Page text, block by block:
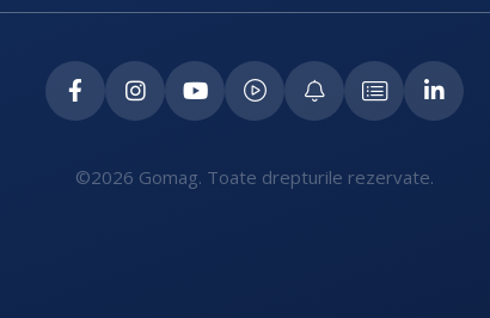
©2026 Gomag. Toate drepturile rezervate.